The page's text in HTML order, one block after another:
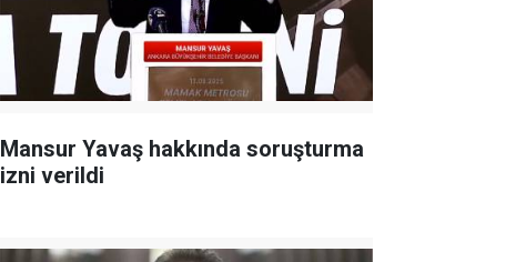
Mansur Yavaş hakkında soruşturma
izni verildi